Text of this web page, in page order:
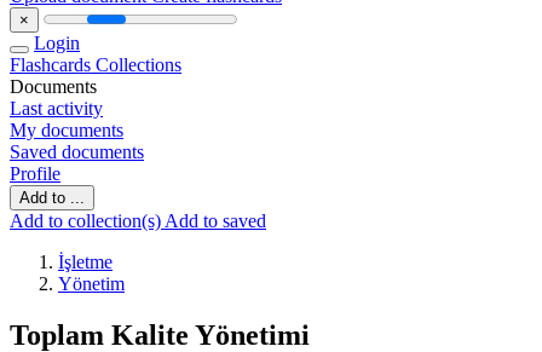
×
Login
Flashcards Collections
Documents
Last activity
My documents
Saved documents
Profile
Add to ...
Add to collection(s) Add to saved
İşletme
Yönetim
Toplam Kalite Yönetimi